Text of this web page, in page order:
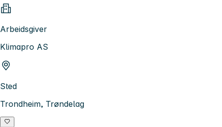
Arbeidsgiver
Klimapro AS
Sted
Trondheim, Trøndelag